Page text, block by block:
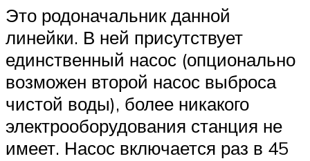
Это родоначальник данной
линейки. В ней присутствует
единственный насос (опционально
возможен второй насос выброса
чистой воды), более никакого
электрооборудования станция не
имеет. Насос включается раз в 45